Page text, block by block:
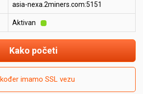
asia-nexa.2miners.com:5151
Aktivan
Kako početi
imamo SSL vezu